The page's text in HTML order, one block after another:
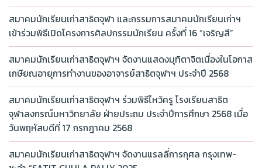
สมาคมนักเรียนเก่าสาธิตจุฬา และกรรมการสมาคมนักเรียนเก่าฯ
เข้าร่วมพิธีเปิดโครงการศิลปกรรมนักเรียน ครั้งที่ 16 “เจริญสี”
สมาคมนักเรียนเก่าสาธิตจุฬาฯ จัดงานแสดงมุทิตาจิตเนื่องในโอกาส
เกษียณอายุการทำงานของอาจารย์สาธิตจุฬาฯ ประจำปี 2568
สมาคมนักเรียนเก่าสาธิตจุฬาฯ ร่วมพิธีไหว้ครู โรงเรียนสาธิต
จุฬาลงกรณ์มหาวิทยาลัย ฝ่ายประถม ประจำปีการศึกษา 2568 เมื่อ
วันพฤหัสบดีที่ 17 กรกฎาคม 2568
สมาคมนักเรียนเก่าสาธิตจุฬาฯ จัดงานแรลลี่การกุศล กรุงเทพ-